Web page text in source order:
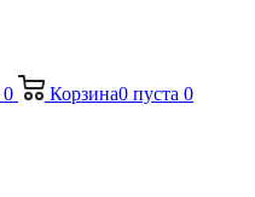
0 Корзина0 пуста 0